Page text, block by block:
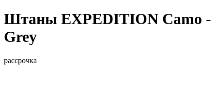
Штаны EXPEDITION Camo -
Grey
рассрочка